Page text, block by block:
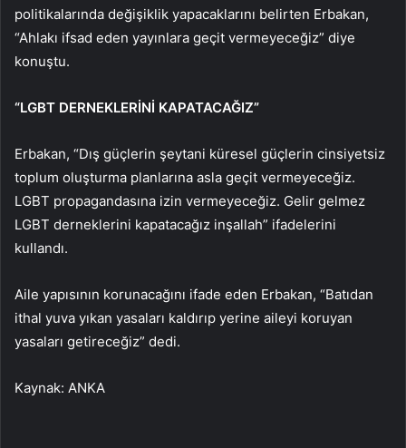
politikalarında değişiklik yapacaklarını belirten Erbakan,
“Ahlakı ifsad eden yayınlara geçit vermeyeceğiz” diye
konuştu.
“LGBT DERNEKLERİNİ KAPATACAĞIZ”
Erbakan, “Dış güçlerin şeytani küresel güçlerin cinsiyetsiz
toplum oluşturma planlarına asla geçit vermeyeceğiz.
LGBT propagandasına izin vermeyeceğiz. Gelir gelmez
LGBT derneklerini kapatacağız inşallah” ifadelerini
kullandı.
Aile yapısının korunacağını ifade eden Erbakan, “Batıdan
ithal yuva yıkan yasaları kaldırıp yerine aileyi koruyan
yasaları getireceğiz” dedi.
Kaynak: ANKA